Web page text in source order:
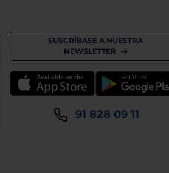
SUSCRÍBASE A NUESTRA
NEWSLETTER
91 828 09 11